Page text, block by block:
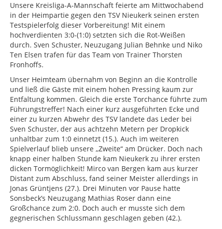
Unsere Kreisliga-A-Mannschaft feierte am Mittwochabend
in der Heimpartie gegen den TSV Nieukerk seinen ersten
Testspielerfolg dieser Vorbereitung! Mit einem
hochverdienten 3:0-(1:0) setzten sich die Rot-Weißen
durch. Sven Schuster, Neuzugang Julian Behnke und Niko
Ten Elsen trafen für das Team von Trainer Thorsten
Fronhoffs.
Unser Heimteam übernahm von Beginn an die Kontrolle
und ließ die Gäste mit einem hohen Pressing kaum zur
Entfaltung kommen. Gleich die erste Torchance führte zum
Führungstreffer! Nach einer kurz ausgeführten Ecke und
einer zu kurzen Abwehr des TSV landete das Leder bei
Sven Schuster, der aus achtzehn Metern per Dropkick
unhaltbar zum 1:0 einnetzt (15.). Auch im weiteren
Spielverlauf blieb unsere ,,Zweite“ am Drücker. Doch nach
knapp einer halben Stunde kam Nieukerk zu ihrer ersten
dicken Tormöglichkeit! Mirco van Bergen kam aus kurzer
Distant zum Abschluss, fand seiner Meister allerdings in
Jonas Grüntjens (27.). Drei Minuten vor Pause hatte
Sonsbeck’s Neuzugang Mathias Roser dann eine
Großchance zum 2:0. Doch auch er musste sich dem
gegnerischen Schlussmann geschlagen geben (42.).